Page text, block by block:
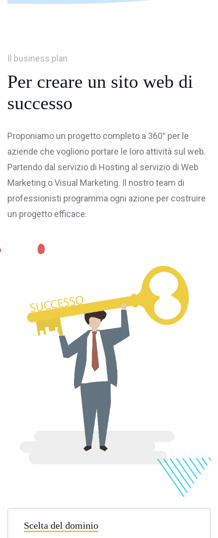
Il business plan
Per creare un sito web di
successo
Proponiamo un progetto completo a 360° per le
aziende che vogliono portare le loro attività sul web.
Partendo dal servizio di Hosting al servizio di Web
Marketing o Visual Marketing. Il nostro team di
professionisti programma ogni azione per costruire
un progetto efficace.
Scelta del dominio